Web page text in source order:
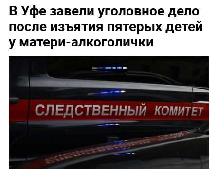
В Уфе завели уголовное дело
после изъятия пятерых детей
у матери-алкоголички